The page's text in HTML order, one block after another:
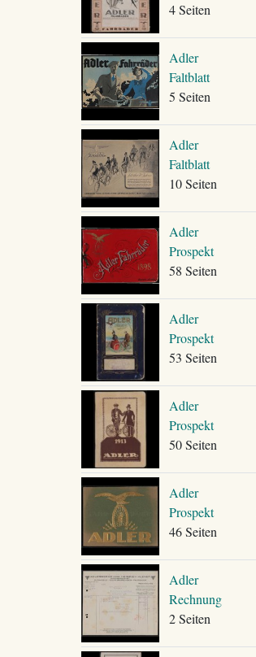
4 Seiten
Adler
Faltblatt
5 Seiten
Adler
Faltblatt
10 Seiten
Adler
Prospekt
58 Seiten
Adler
Prospekt
53 Seiten
Adler
Prospekt
50 Seiten
Adler
Prospekt
46 Seiten
Adler
Rechnung
2 Seiten